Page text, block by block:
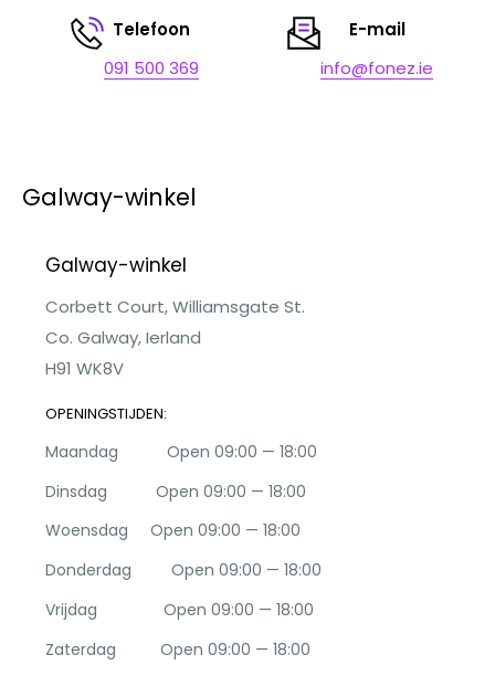
Telefoon
091 500 369
E-mail
info@fonez.ie
Galway-winkel
Galway-winkel
Corbett Court, Williamsgate St.
Co. Galway, Ierland
H91 WK8V
OPENINGSTIJDEN:
Maandag Open 09:00 — 18:00
Dinsdag Open 09:00 — 18:00
Woensdag Open 09:00 — 18:00
Donderdag Open 09:00 — 18:00
Vrijdag Open 09:00 — 18:00
Zaterdag Open 09:00 — 18:00